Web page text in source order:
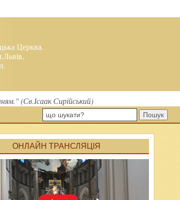
Церква.
(Св.Ісаак Сирійський)
Пошук
ОНЛАЙН ТРАНСЛЯЦІЯ